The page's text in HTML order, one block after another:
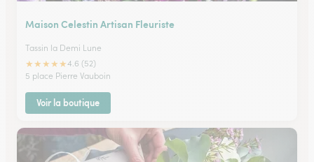
Maison Celestin Artisan Fleuriste
Tassin la Demi Lune
★★★★★4.6 (52)
5 place Pierre Vauboin
Voir la boutique